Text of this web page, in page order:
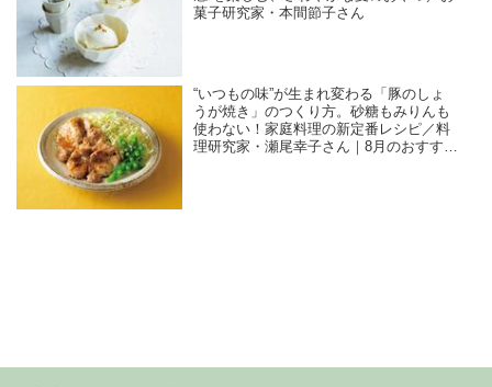
菓子研究家・本間節子さん
“いつもの味”が生まれ変わる「豚のしょ
うが焼き」のつくり方。砂糖もみりんも
使わない！家庭料理の新定番レシピ／料
理研究家・瀬尾幸子さん｜8月のおすすめ